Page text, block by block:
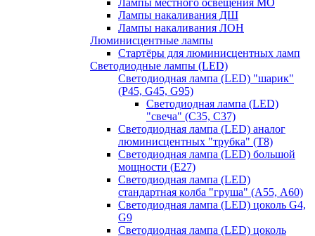
Лампы местного освещения МО
Лампы накаливания ДШ
Лампы накаливания ЛОН
Люминисцентные лампы
Стартёры для люминисцентных ламп
Светодиодные лампы (LED)
Светодиодная лампа (LED) "шарик"
(P45, G45, G95)
Светодиодная лампа (LED)
"свеча" (С35, С37)
Светодиодная лампа (LED) аналог
люминисцентных "трубка" (T8)
Светодиодная лампа (LED) большой
мощности (Е27)
Светодиодная лампа (LED)
стандартная колба "груша" (А55, А60)
Светодиодная лампа (LED) цоколь G4,
G9
Светодиодная лампа (LED) цоколь